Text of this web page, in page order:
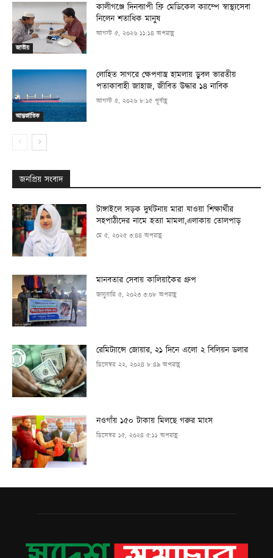
জাতীয়
কালীগঞ্জে দিনব্যাপী ফ্রি মেডিকেল ক্যাম্পে স্বাস্থ্যসেবা
নিলেন শতাধিক মানুষ
আগস্ট ৫, ২০২৬ ১১:১৪ অপরাহ্ণ
আন্তর্জাতিক
লোহিত সাগরে ক্ষেপণাস্ত্র হামলায় ডুবল ভারতীয়
পতাকাবাহী জাহাজ, জীবিত উদ্ধার ১৪ নাবিক
আগস্ট ৫, ২০২৬ ৮:১৫ পূর্বাহ্ণ
জনপ্রিয় সংবাদ
টাঙ্গাইলে সড়ক দুর্ঘটনায় মারা যাওয়া শিক্ষার্থীর
সহপাঠীদের নামে হত্যা মামলা,এলাকায় তোলপাড়
মে ৫, ২০২৫ ৩:৪৪ অপরাহ্ণ
মানবতার সেবায় কালিয়াকৈর গ্রুপ
জানুয়ারি ৫, ২০২৩ ৩:০৮ অপরাহ্ণ
রেমিট্যান্সে জোয়ার, ২১ দিনে এলো ২ বিলিয়ন ডলার
ডিসেম্বর ২২, ২০২৪ ৮:৪৯ অপরাহ্ণ
নওগাঁয় ১৫০ টাকায় মিলছে গরুর মাংস
ডিসেম্বর ১৫, ২০২৪ ৫:১১ অপরাহ্ণ